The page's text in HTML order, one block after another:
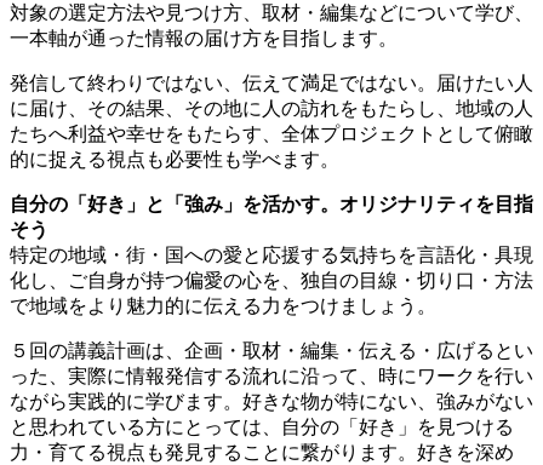
対象の選定方法や見つけ方、取材・編集などについて学び、
一本軸が通った情報の届け方を目指します。
発信して終わりではない、伝えて満足ではない。届けたい人
に届け、その結果、その地に人の訪れをもたらし、地域の人
たちへ利益や幸せをもたらす、全体プロジェクトとして俯瞰
的に捉える視点も必要性も学べます。
自分の「好き」と「強み」を活かす。オリジナリティを目指
そう
特定の地域・街・国への愛と応援する気持ちを言語化・具現
化し、ご自身が持つ偏愛の心を、独自の目線・切り口・方法
で地域をより魅力的に伝える力をつけましょう。
５回の講義計画は、企画・取材・編集・伝える・広げるとい
った、実際に情報発信する流れに沿って、時にワークを行い
ながら実践的に学びます。好きな物が特にない、強みがない
と思われている方にとっては、自分の「好き」を見つける
力・育てる視点も発見することに繋がります。好きを深め